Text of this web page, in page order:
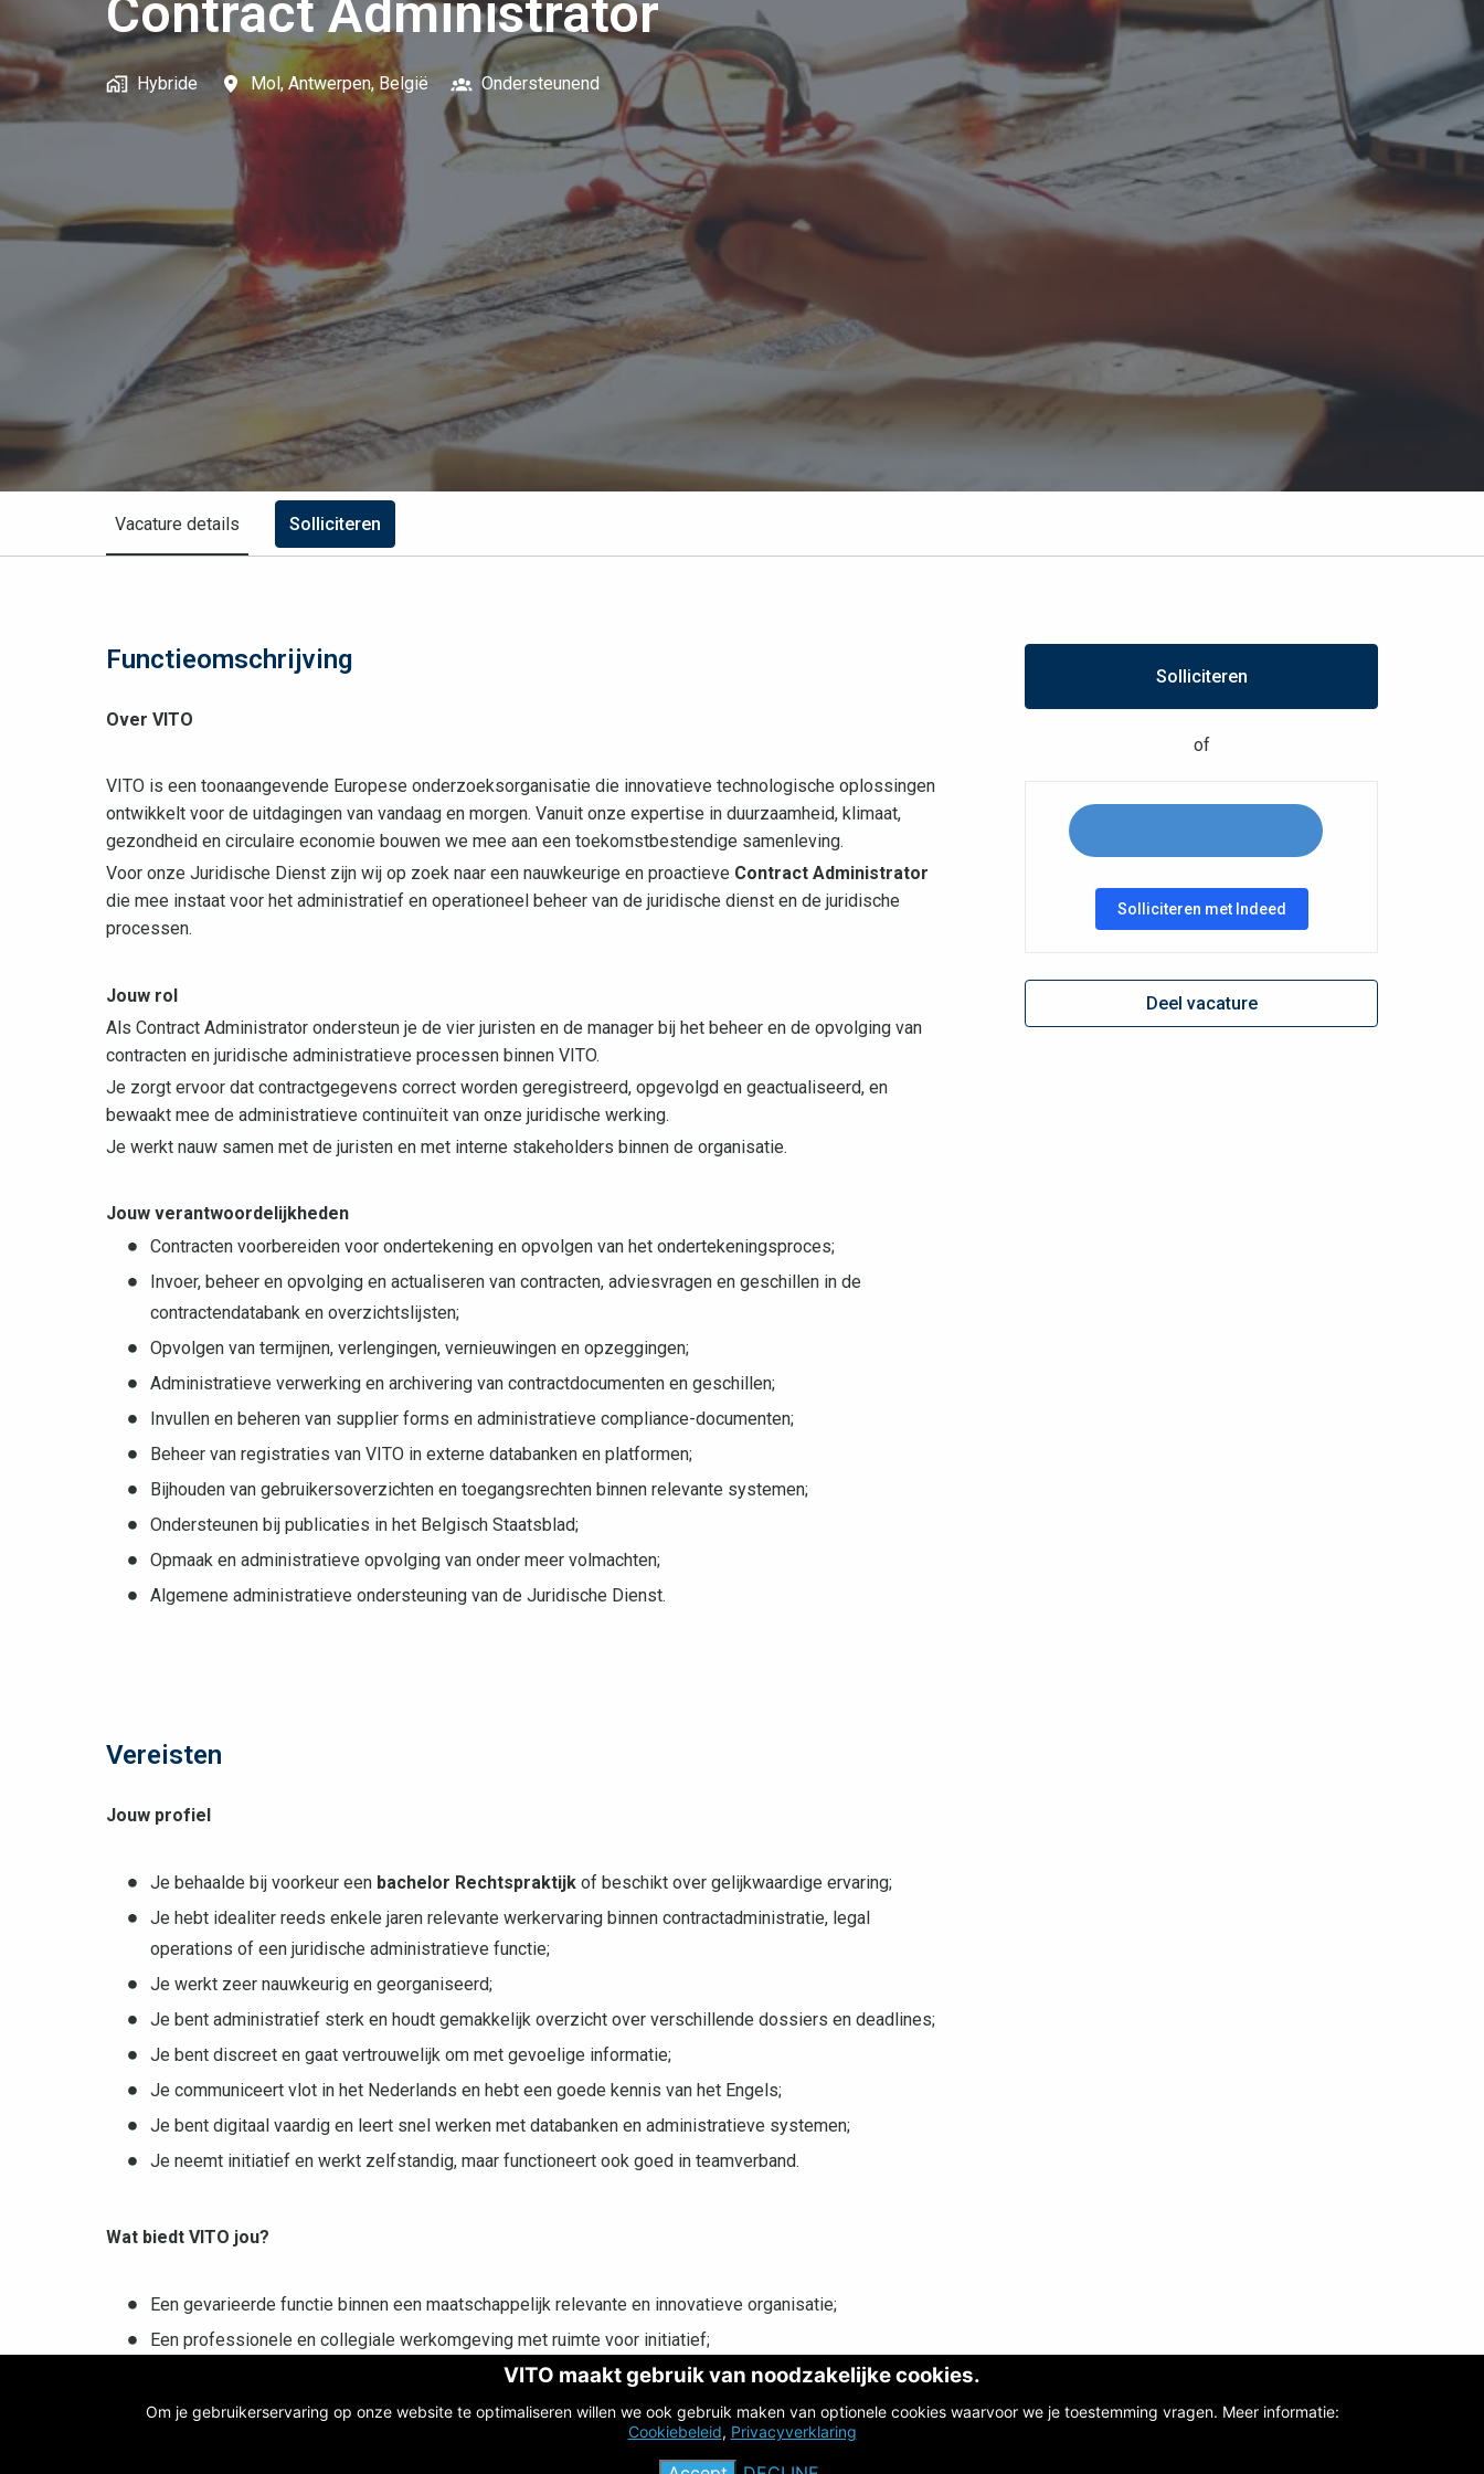
Contract Administrator
Hybride Mol, Antwerpen, België Ondersteunend
Vacature details Solliciteren
Functieomschrijving
Over VITO
VITO is een toonaangevende Europese onderzoeksorganisatie die innovatieve technologische oplossingen
ontwikkelt voor de uitdagingen van vandaag en morgen. Vanuit onze expertise in duurzaamheid, klimaat,
gezondheid en circulaire economie bouwen we mee aan een toekomstbestendige samenleving.
Voor onze Juridische Dienst zijn wij op zoek naar een nauwkeurige en proactieve Contract Administrator
die mee instaat voor het administratief en operationeel beheer van de juridische dienst en de juridische
processen.
Jouw rol
Als Contract Administrator ondersteun je de vier juristen en de manager bij het beheer en de opvolging van
contracten en juridische administratieve processen binnen VITO.
Je zorgt ervoor dat contractgegevens correct worden geregistreerd, opgevolgd en geactualiseerd, en
bewaakt mee de administratieve continuïteit van onze juridische werking.
Je werkt nauw samen met de juristen en met interne stakeholders binnen de organisatie.
Jouw verantwoordelijkheden
Contracten voorbereiden voor ondertekening en opvolgen van het ondertekeningsproces;
Invoer, beheer en opvolging en actualiseren van contracten, adviesvragen en geschillen in de
contractendatabank en overzichtslijsten;
Opvolgen van termijnen, verlengingen, vernieuwingen en opzeggingen;
Administratieve verwerking en archivering van contractdocumenten en geschillen;
Invullen en beheren van supplier forms en administratieve compliance-documenten;
Beheer van registraties van VITO in externe databanken en platformen;
Bijhouden van gebruikersoverzichten en toegangsrechten binnen relevante systemen;
Ondersteunen bij publicaties in het Belgisch Staatsblad;
Opmaak en administratieve opvolging van onder meer volmachten;
Algemene administratieve ondersteuning van de Juridische Dienst.
Vereisten
Jouw profiel
Je behaalde bij voorkeur een bachelor Rechtspraktijk of beschikt over gelijkwaardige ervaring;
Je hebt idealiter reeds enkele jaren relevante werkervaring binnen contractadministratie, legal
operations of een juridische administratieve functie;
Je werkt zeer nauwkeurig en georganiseerd;
Je bent administratief sterk en houdt gemakkelijk overzicht over verschillende dossiers en deadlines;
Je bent discreet en gaat vertrouwelijk om met gevoelige informatie;
Je communiceert vlot in het Nederlands en hebt een goede kennis van het Engels;
Je bent digitaal vaardig en leert snel werken met databanken en administratieve systemen;
Je neemt initiatief en werkt zelfstandig, maar functioneert ook goed in teamverband.
Wat biedt VITO jou?
Een gevarieerde functie binnen een maatschappelijk relevante en innovatieve organisatie;
Een professionele en collegiale werkomgeving met ruimte voor initiatief;
Mogelijkheden tot verdere ontwikkeling en opleiding;
Een competitief salarispakket aangevuld met extralegale voordelen;
Flexibele werkmogelijkheden en aandacht voor work-life balance.
Solliciteren
of
Solliciteren met Indeed
Deel vacature
VITO maakt gebruik van noodzakelijke cookies.
Om je gebruikerservaring op onze website te optimaliseren willen we ook gebruik maken van optionele cookies waarvoor we je toestemming vragen. Meer informatie:
Cookiebeleid, Privacyverklaring